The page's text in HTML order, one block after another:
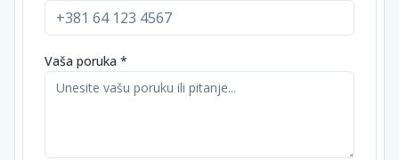
Vaša poruka *